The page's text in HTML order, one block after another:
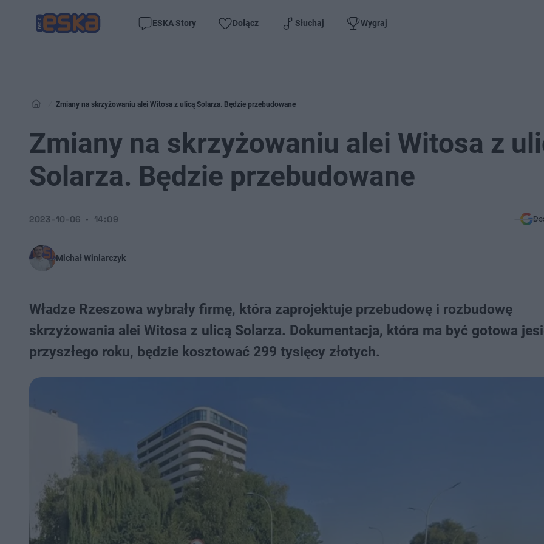
ESKA Story Dołącz Słuchaj Wygraj
Zmiany na skrzyżowaniu alei Witosa z ulicą Solarza. Będzie przebudowane
Zmiany na skrzyżowaniu alei Witosa z
Solarza. Będzie przebudowane
Michał Winiarczyk
2023-10-06 14:09
Władze Rzeszowa wybrały firmę, która zaprojektuje przebudowę i rozbudowę
skrzyżowania alei Witosa z ulicą Solarza. Dokumentacja, która ma być gotowa
przyszłego roku, będzie kosztować 299 tysięcy złotych.